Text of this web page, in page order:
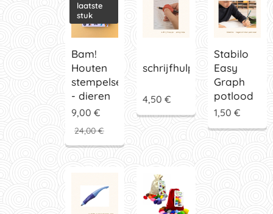
Bam!
Houten
stempelset
- dieren
laatste
stuk
9,00 €
24,00€
schrijfhulpje
4,50 €
Stabilo
Easy
Graph
potlood
1,50 €